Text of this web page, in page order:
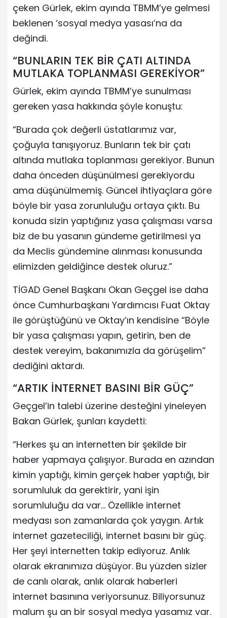
çeken Gürlek, ekim ayında TBMM’ye gelmesi
beklenen ‘sosyal medya yasası’na da
değindi.
“BUNLARIN TEK BİR ÇATI ALTINDA
MUTLAKA TOPLANMASI GEREKİYOR”
Gürlek, ekim ayında TBMM’ye sunulması
gereken yasa hakkında şöyle konuştu:
“Burada çok değerli üstatlarımız var,
çoğuyla tanışıyoruz. Bunların tek bir çatı
altında mutlaka toplanması gerekiyor. Bunun
daha önceden düşünülmesi gerekiyordu
ama düşünülmemiş. Güncel ihtiyaçlara göre
böyle bir yasa zorunluluğu ortaya çıktı. Bu
konuda sizin yaptığınız yasa çalışması varsa
biz de bu yasanın gündeme getirilmesi ya
da Meclis gündemine alınması konusunda
elimizden geldiğince destek oluruz.”
TİGAD Genel Başkanı Okan Geçgel ise daha
önce Cumhurbaşkanı Yardımcısı Fuat Oktay
ile görüştüğünü ve Oktay’ın kendisine “Böyle
bir yasa çalışması yapın, getirin, ben de
destek vereyim, bakanımızla da görüşelim”
dediğini aktardı.
“ARTIK İNTERNET BASINI BİR GÜÇ”
Geçgel’in talebi üzerine desteğini yineleyen
Bakan Gürlek, şunları kaydetti:
“Herkes şu an internetten bir şekilde bir
haber yapmaya çalışıyor. Burada en azından
kimin yaptığı, kimin gerçek haber yaptığı, bir
sorumluluk da gerektirir, yani işin
sorumluluğu da var… Özellikle internet
medyası son zamanlarda çok yaygın. Artık
internet gazeteciliği, internet basını bir güç.
Her şeyi internetten takip ediyoruz. Anlık
olarak ekranımıza düşüyor. Bu yüzden sizler
de canlı olarak, anlık olarak haberleri
internet basınına veriyorsunuz. Biliyorsunuz
malum şu an bir sosyal medya yasamız var.